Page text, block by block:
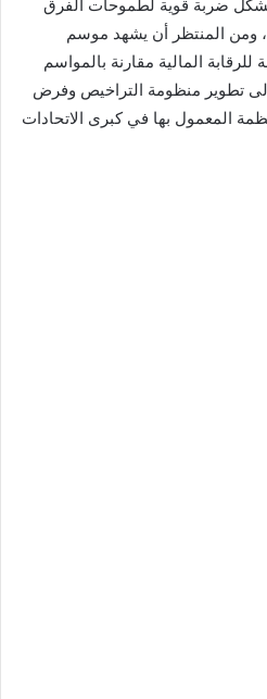
يشكل ضربة قوية لطموحات الفرق
ومن المنتظر أن يشهد موسم
صرامة للرقابة المالية مقارنة بالمواسم
تطوير منظومة التراخيص وفرض
المعمول بها في كبرى الاتحادات